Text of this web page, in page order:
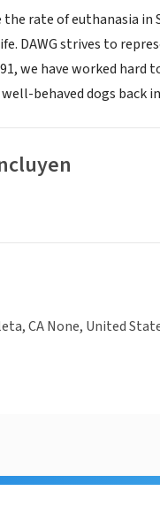
rate of euthanasia
DAWG strives to
we have worked
behaved dogs back
CA None, United